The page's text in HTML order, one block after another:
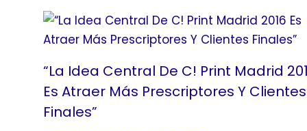
“La Idea Central De C! Print Madrid
Es Atraer Más Prescriptores Y Clientes
Finales”